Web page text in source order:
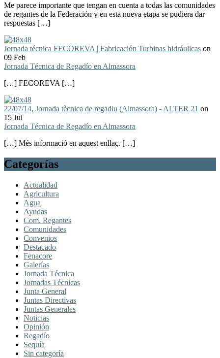
Me parece importante que tengan en cuenta a todas las comunidades
de regantes de la Federación y en esta nueva etapa se pudiera dar
respuestas […]
Jornada técnica FECOREVA | Fabricación Turbinas hidráulicas on
09 Feb
Jornada Técnica de Regadío en Almassora
[…] FECOREVA […]
22/07/14, Jornada tècnica de regadiu (Almassora) - ALTER 21 on
15 Jul
Jornada Técnica de Regadío en Almassora
[…] Més informació en aquest enllaç. […]
Categorías
Actualidad
Agricultura
Agua
Ayudas
Com. Regantes
Comunidades
Convenios
Destacado
Fenacore
Galerías
Jornada Técnica
Jornadas Técnicas
Junta General
Juntas Directivas
Juntas Generales
Noticias
Opinión
Regadío
Sequía
Sin categoría